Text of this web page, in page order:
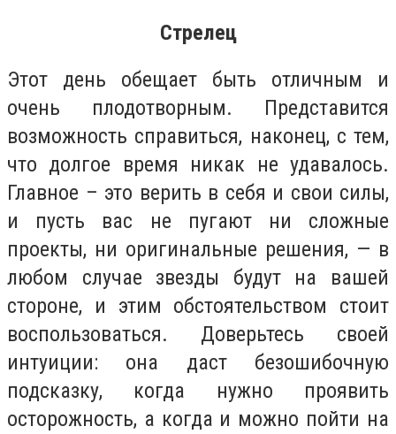
Стрелец
Этот день обещает быть отличным и
очень плодотворным. Представится
возможность справиться, наконец, с тем,
что долгое время никак не удавалось.
Главное – это верить в себя и свои силы,
и пусть вас не пугают ни сложные
проекты, ни оригинальные решения, — в
любом случае звезды будут на вашей
стороне, и этим обстоятельством стоит
воспользоваться. Доверьтесь своей
интуиции: она даст безошибочную
подсказку, когда нужно проявить
осторожность, а когда и можно пойти на